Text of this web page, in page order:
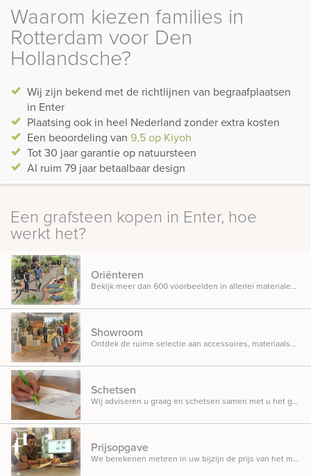
Waarom kiezen families in
Rotterdam voor Den
Hollandsche?
Wij zijn bekend met de richtlijnen van begraafplaatsen
in Enter
Plaatsing ook in heel Nederland zonder extra kosten
Een beoordeling van 9,5 op Kiyoh
Tot 30 jaar garantie op natuursteen
Al ruim 79 jaar betaalbaar design
Een grafsteen kopen in Enter, hoe
werkt het?
Oriënteren
Bekijk meer dan 600 voorbeelden in allerlei materialen, ontwerpen en designs opgesteld in onze inspiratietuin.
Showroom
Ontdek de ruime selectie aan accessoires, materiaalsoorten en beletteringsmogelijkheden.
Schetsen
Wij adviseren u graag en schetsen samen met u het gedenkteken dat u in gedachten heeft.
Prijsopgave
We berekenen meteen in uw bijzijn de prijs van het monument, zodat u weet waar u aan toe bent.